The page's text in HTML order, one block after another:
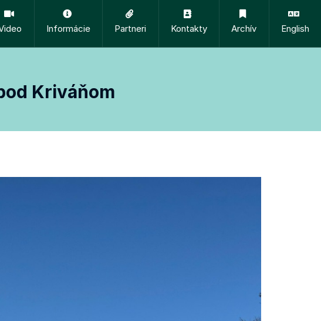
Informácie Partneri Kontakty Archív English
Kriváňom